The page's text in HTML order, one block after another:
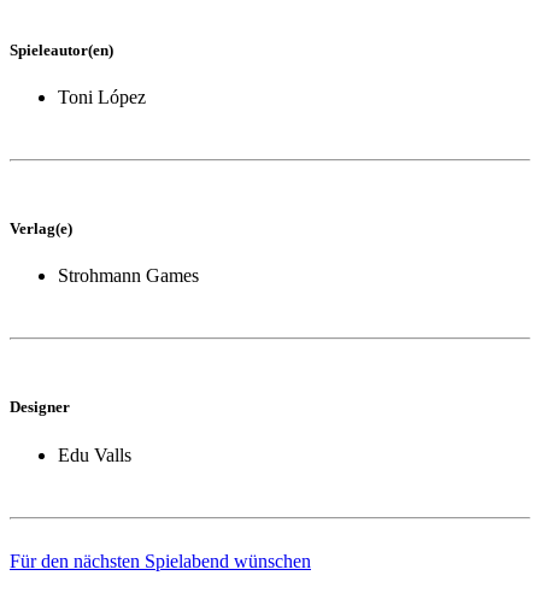
Spieleautor(en)
Toni López
Verlag(e)
Strohmann Games
Designer
Edu Valls
Für den nächsten Spielabend wünschen